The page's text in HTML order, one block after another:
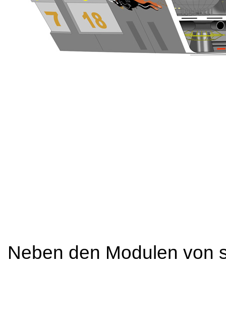
Neben den Modulen von